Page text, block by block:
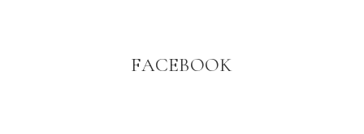
FACEBOOK